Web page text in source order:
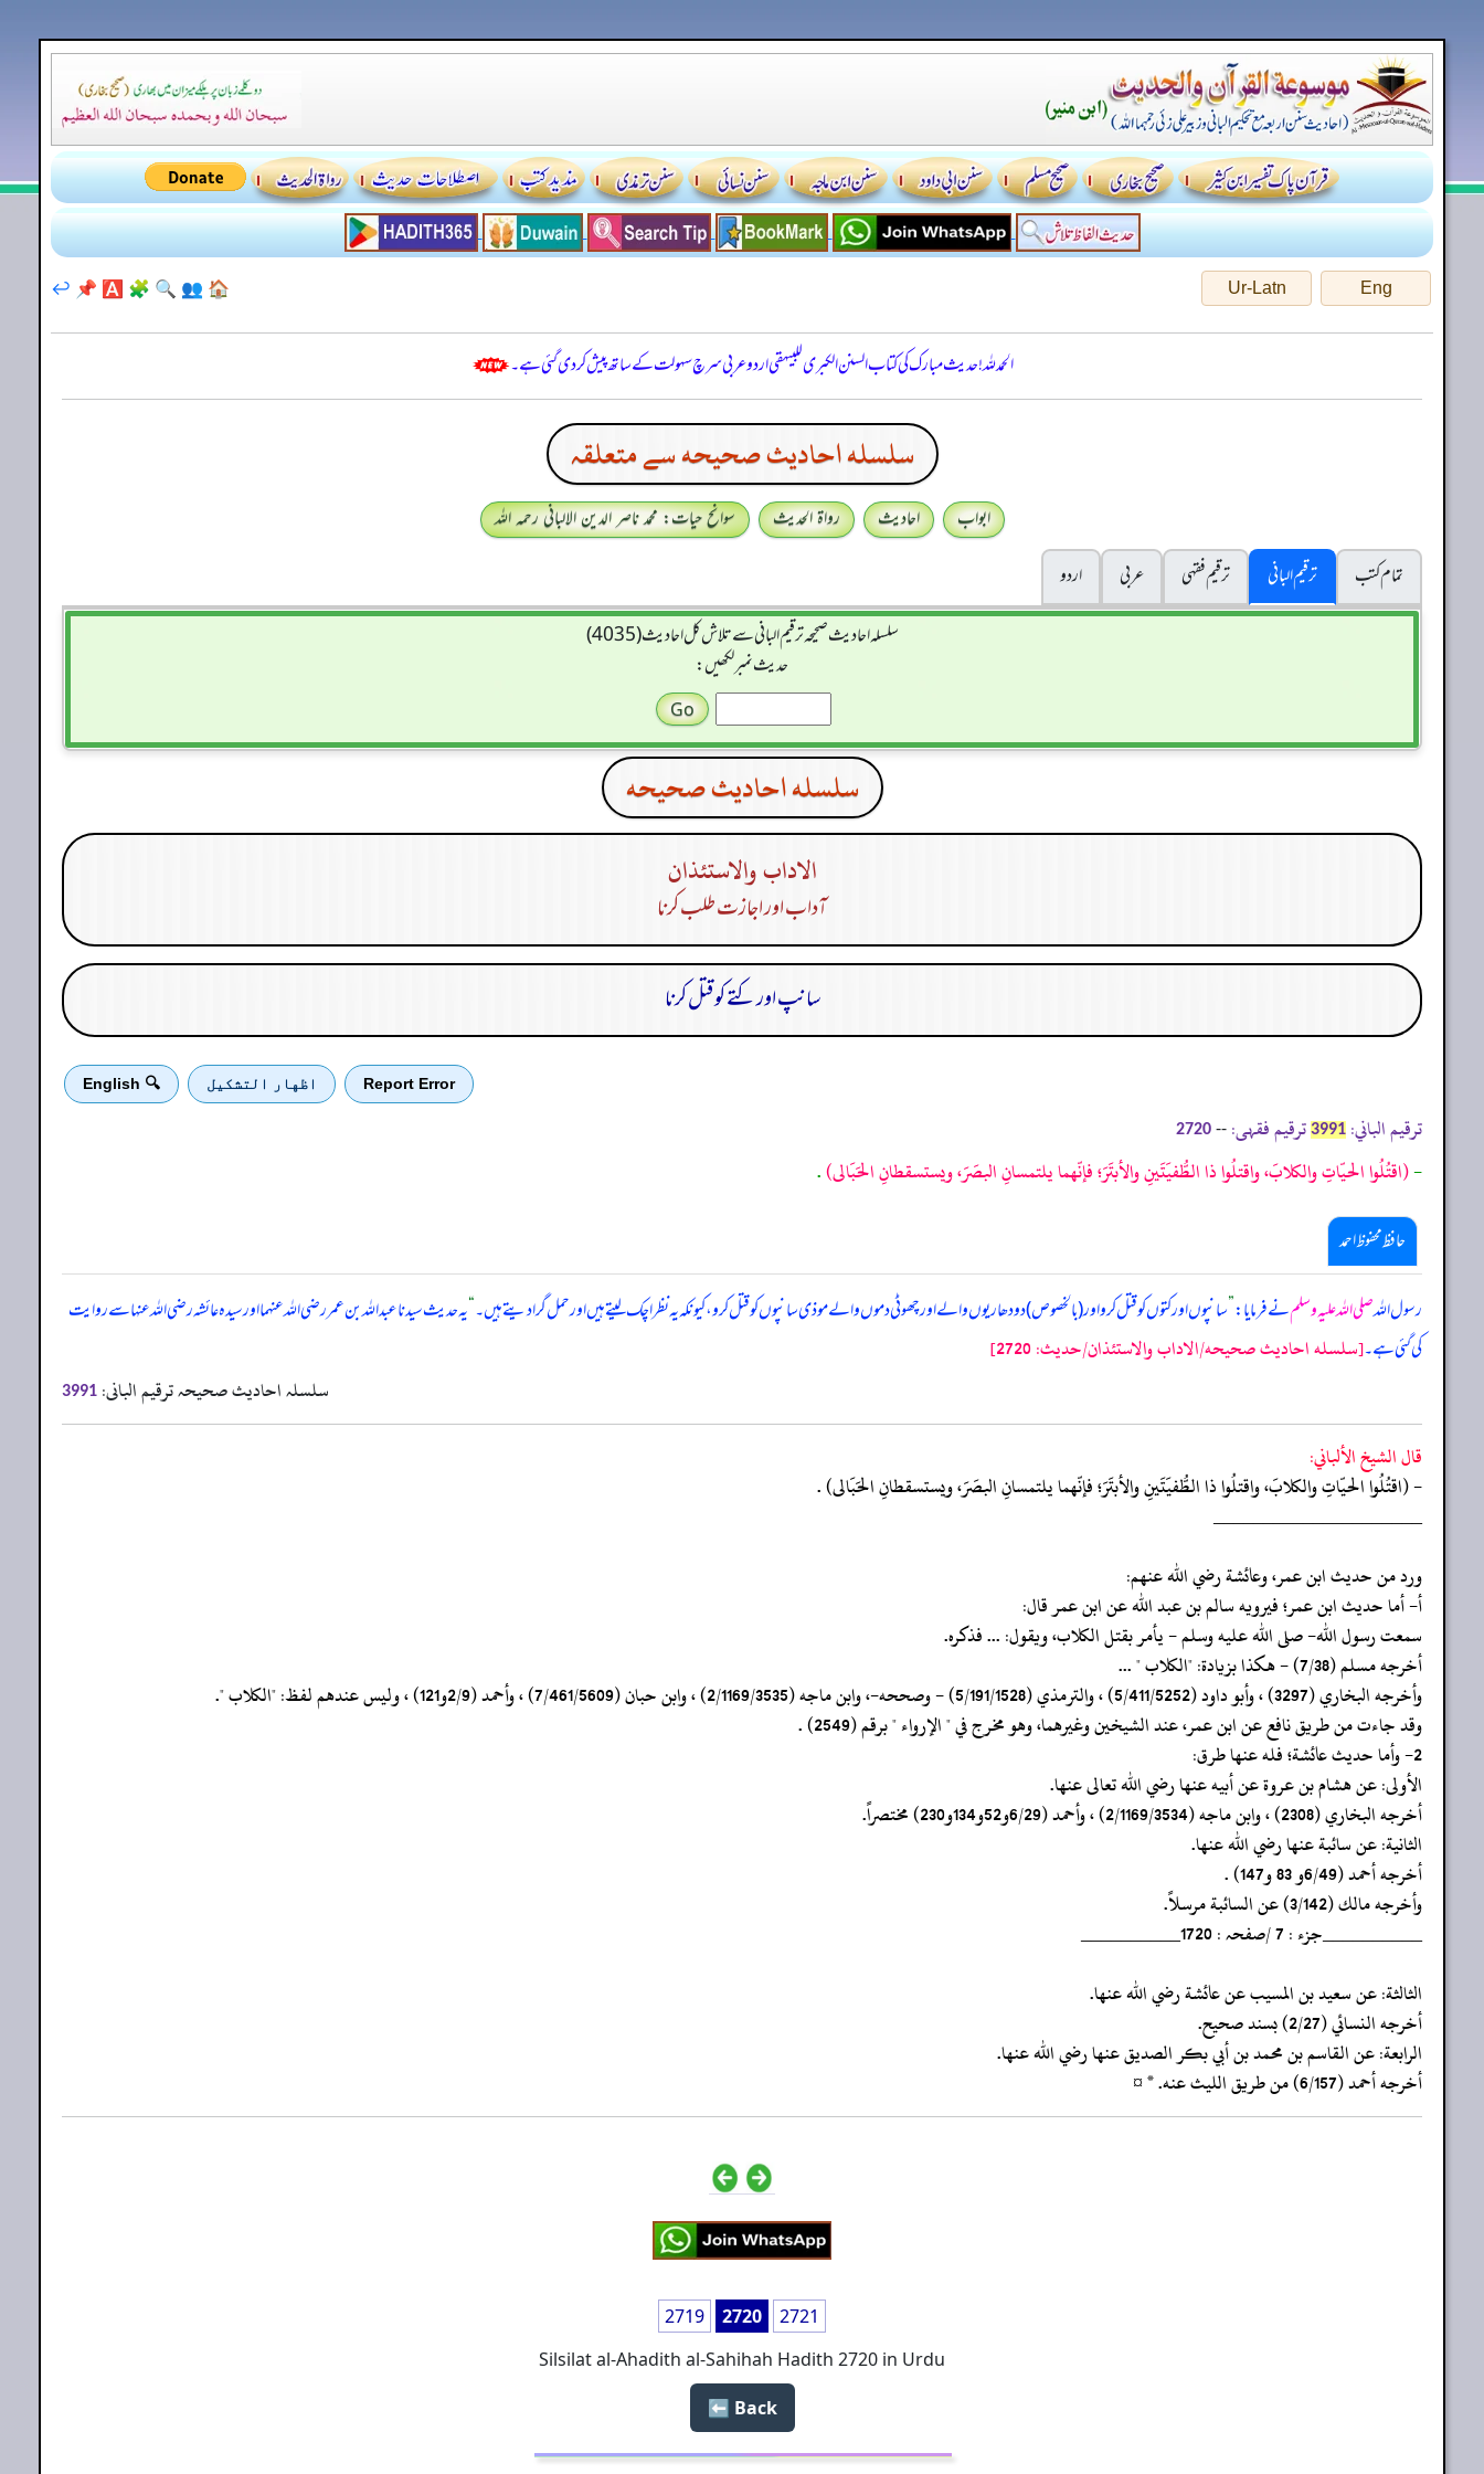
Eng
Ur-Latn
🏠
👥
🔍
🧩
🅰️
📌
↩️
الحمدللہ! حدیث مبارک کی کتاب السنن الكبرى للبيهقي اردو عربی سرچ سہولت کے ساتھ پیش کر دی گئی ہے۔
سلسله احاديث صحيحه سے متعلقہ
ابواب احادیث رواۃ الحدیث
سوانح حیات: محمد ناصر الدین الالبانی رحمہ اللہ
تمام کتب
ترقیم البانی ترقيم فقہی عربی
اردو
سلسله احاديث صحيحه ترقیم البانی سے تلاش کل احادیث (4035)
حدیث نمبر لکھیں:
سلسله احاديث صحيحه
الاداب والاستئذان
آداب اور اجازت طلب کرنا
سانپ اور کتے کو قتل کرنا
Report Error اظهار التشكيل 🔍 English
ترقیم الباني: 3991 ترقیم فقہی: --
2720
-(اقتُلُوا الحيّاتِ والكلابَ، واقتلُوا ذا الطُّفيَتَينِ والأبتَرَ؛ فإنّهما يلتمسانِ البصَرَ، ويستسقطانِ الحَبَالى).
حافظ محفوظ احمد
رسول اللہصلی اللہ علیہ وسلمنے فرمایا:”سانپوں اور کتوں کو قتل کرو اور (‏‏‏‏بالخصوص) دو دھاریوں والے اور چھوٹی دموں والے موذی سانپوں کو قتل کرو، کیونکہ یہ نظر اچک لیتے ہیں اور حمل گرا دیتے ہیں۔“یہ حدیث سیدنا عبداللہ بن عمر رضی اللہ عنہما اور سیدہ عائشہ رضی اللہ عنہا سے روایت
کی گئی ہے۔[سلسله احاديث صحيحه/الاداب والاستئذان/حدیث: 2720]
سلسلہ احادیث صحیحہ ترقیم البانی: 3991
قال الشيخ الألباني:
- (اقتُلُوا الحيّاتِ والكلابَ، واقتلُوا ذا الطُّفيَتَينِ والأبتَرَ؛ فإنّهما يلتمسانِ البصَرَ، ويستسقطانِ الحَبَالى) .
‏‏‏‏_____________________
‏‏‏‏ورد من حديث ابن عمر، وعائشة رضي الله عنهم:
‏‏‏‏أ- أما حديث ابن عمر؛ فيرويه سالم بن عبد الله عن ابن عمر قال:
‏‏‏‏سمعت رسول الله- صلى الله عليه وسلم - يأمر بقتل الكلاب، ويقول: ... فذكره.
‏‏‏‏أخرجه مسلم (7/38) - هكذا بزيادة: "الكلاب " ...
‏‏‏‏وأخرجه البخاري (3297) ، وأبو داود (5/411/5252) ، والترمذي (5/191/1528) - وصححه-، وابن ماجه (2/1169/3535) ، وابن حبان (7/461/5609) ، وأحمد (2/9و121) ، وليس عندهم لفظ: "الكلاب ".
‏‏‏‏وقد جاءت من طريق نافع عن ابن عمر، عند الشيخين وغيرهما، وهو مخرج في " الإرواء " برقم (2549) .
‏‏‏‏الأولى: عن هشام بن عروة عن أبيه عنها رضي الله تعالى عنها.
‏‏‏‏أخرجه البخاري (2308) ، وابن ماجه (2/1169/3534) ، وأحمد (6/29و52و134و230) مختصراً.
‏‏‏‏الثانية: عن سائبة عنها رضي الله عنها.
‏‏‏‏أخرجه أحمد (6/49و 83 و147) .
‏‏‏‏وأخرجه مالك (3/142) عن السائبة مرسلاً.
‏‏‏‏__________جزء : 7 /صفحہ : 1720__________
‏‏‏‏الثالثة: عن سعيد بن المسيب عن عائشة رضي الله عنها.
‏‏‏‏أخرجه النسائي (2/27) بسند صحيح.
‏‏‏‏الرابعة: عن القاسم بن محمد بن أبي بكر الصديق عنها رضي الله عنها.
‏‏‏‏أخرجه أحمد (6/157) من طريق الليث عنه. * ¤
2719 2720
2721
Silsilat al-Ahadith al-Sahihah Hadith 2720 in Urdu
Back ⬅️